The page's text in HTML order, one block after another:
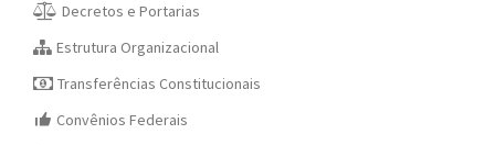
Decretos e Portarias
Estrutura Organizacional
Transferências Constitucionais
Convênios Federais